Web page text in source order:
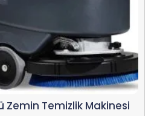
Zemin Temizlik Makinesi